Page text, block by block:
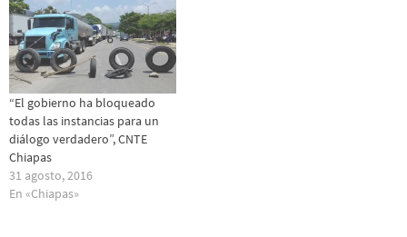
“El gobierno ha bloqueado
todas las instancias para un
diálogo verdadero”, CNTE
Chiapas
31 agosto, 2016
En «Chiapas»